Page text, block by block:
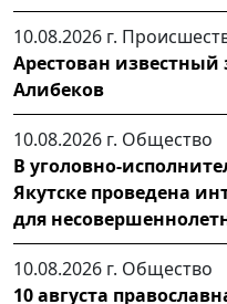
10.08.2026 г.
Арестован
Алибеков
10.08.2026 г. Общество
В уголовно-
Якутске проведена
для
10.08.2026 г. Общество
10 августа